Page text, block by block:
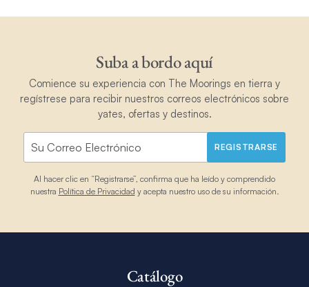
Suba a bordo aquí
Comience su experiencia con The Moorings en tierra y
regístrese para recibir nuestros correos electrónicos sobre
yates, ofertas y destinos.
REGISTRARSE
Al hacer clic en “Registrarse”, confirma que ha leído y comprendido
nuestra Política de Privacidad y acepta nuestro uso de su información.
Catálogo